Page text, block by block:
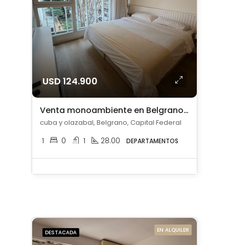
USD 124.900
Venta monoambiente en Belgrano amoblado
cuba y olazabal, Belgrano, Capital Federal
1 0 1 28.00 DEPARTAMENTOS
DESTACADA EN ALQUILER